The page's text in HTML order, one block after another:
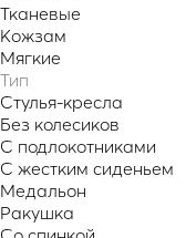
Тканевые
Кожзам
Мягкие
Тип
Стулья-кресла
Без колесиков
С подлокотниками
С жестким сиденьем
Медальон
Ракушка